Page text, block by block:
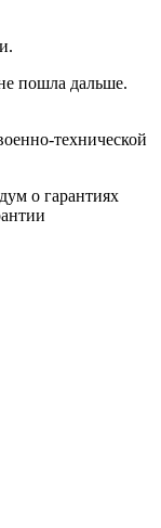
пошла дальше.
технической
о гарантиях